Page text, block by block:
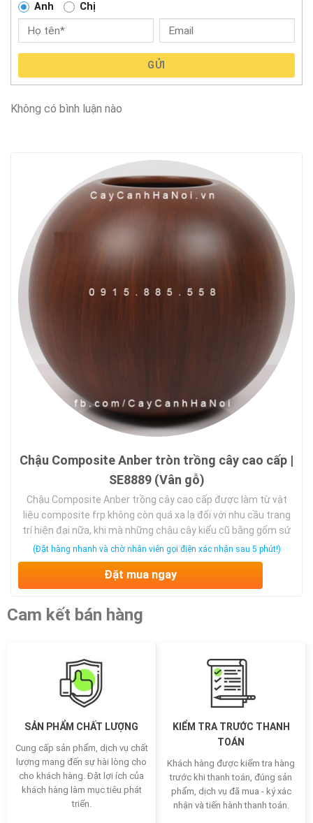
Anh Chị
GỬI
Không có bình luận nào
Chậu Composite Anber tròn trồng cây cao cấp |
SE8889 (Vân gỗ)
Chậu Composite Anber trồng cây cao cấp được làm từ vật
liệu composite frp không còn quá xa lạ đối với nhu cầu trang
trí hiện đại nữa, khi mà những chậu cây kiểu cũ bằng gốm sứ
không còn phù hợp với các thiết kế hiện đại thì chậu
composite nổi lên như một vật dụng thây …
(Đặt hàng nhanh và chờ nhân viên gọi điện xác nhận sau 5 phút!)
Đặt mua ngay
Cam kết bán hàng
SẢN PHẨM CHẤT LƯỢNG
Cung cấp sản phẩm, dịch vụ chất
lượng mang đến sự hài lòng cho
cho khách hàng. Đặt lợi ích của
khách hàng làm mục tiêu phát
triển.
KIỂM TRA TRƯỚC THANH
TOÁN
Khách hàng được kiểm tra hàng
trước khi thanh toán, đúng sản
phẩm, dịch vụ đã mua - ký xác
nhận và tiến hành thanh toán.